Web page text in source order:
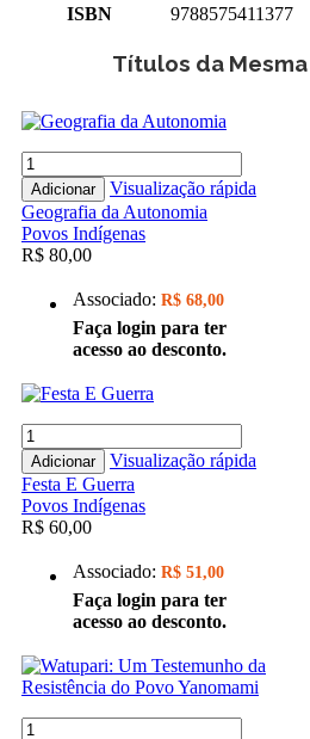
ISBN 9788575411377
Títulos da
Adicionar
Visualização rápida
Geografia da Autonomia
Povos Indígenas
R$ 80,00
Associado: R$ 68,00
Faça login para ter
acesso ao desconto.
Adicionar
Visualização rápida
Festa E Guerra
Povos Indígenas
R$ 60,00
Associado: R$ 51,00
Faça login para ter
acesso ao desconto.